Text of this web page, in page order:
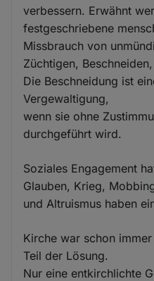
verbessern. Erwähnt
festgeschriebene
Missbrauch von
Züchtigen,
Die Beschneidung ist
Vergewaltigung,
wenn sie ohne
durchgeführt wird.
Soziales Engagement
Glauben, Krieg,
und Altruismus haben
Kirche war schon
Teil der Lösung.
Nur eine entkirchlichte